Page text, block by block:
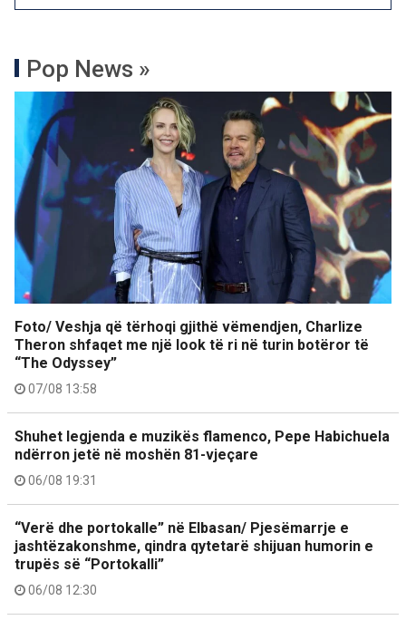
Pop News »
Foto/ Veshja që tërhoqi gjithë vëmendjen, Charlize
Theron shfaqet me një look të ri në turin botëror të
“The Odyssey”
07/08 13:58
Shuhet legjenda e muzikës flamenco, Pepe Habichuela
ndërron jetë në moshën 81-vjeçare
06/08 19:31
“Verë dhe portokalle” në Elbasan/ Pjesëmarrje e
jashtëzakonshme, qindra qytetarë shijuan humorin e
trupës së “Portokalli”
06/08 12:30